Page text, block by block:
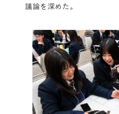
議論を深めた。